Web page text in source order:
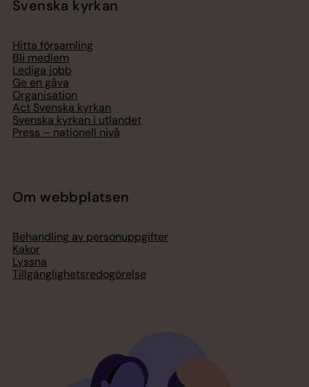
Svenska kyrkan
Hitta församling
Bli medlem
Lediga jobb
Ge en gåva
Organisation
Act Svenska kyrkan
Svenska kyrkan i utlandet
Press – nationell nivå
Om webbplatsen
Behandling av personuppgifter
Kakor
Lyssna
Tillgänglighetsredogörelse